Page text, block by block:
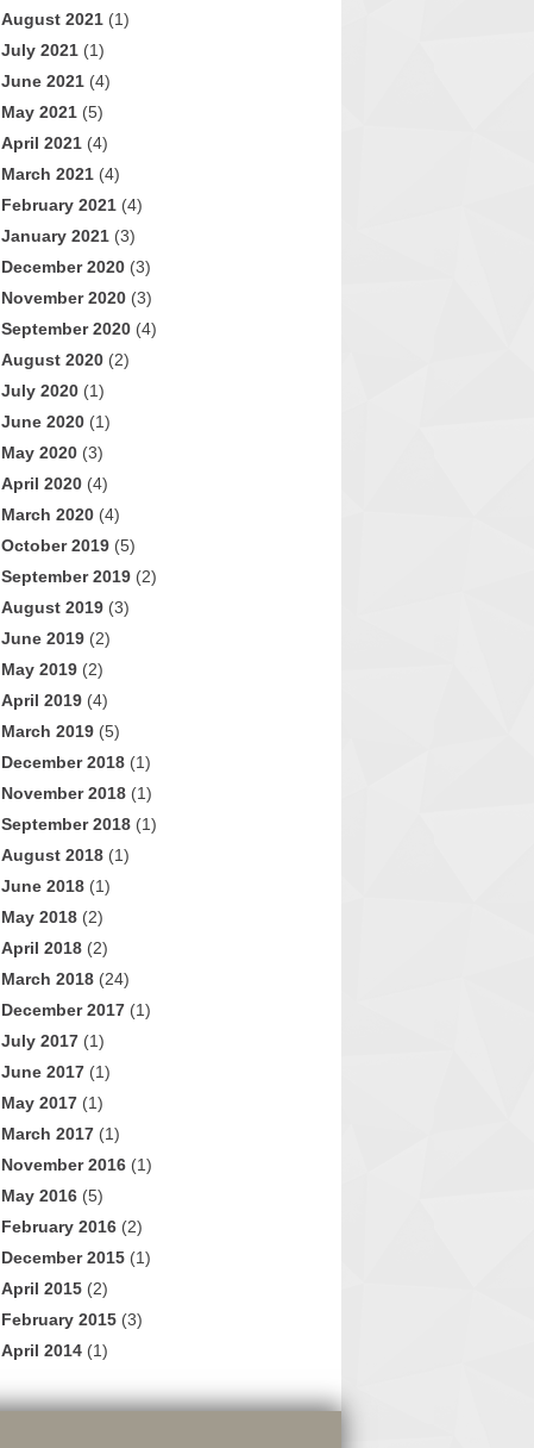
August 2021 (1)
July 2021 (1)
June 2021 (4)
May 2021 (5)
April 2021 (4)
March 2021 (4)
February 2021 (4)
January 2021 (3)
December 2020 (3)
November 2020 (3)
September 2020 (4)
August 2020 (2)
July 2020 (1)
June 2020 (1)
May 2020 (3)
April 2020 (4)
March 2020 (4)
October 2019 (5)
September 2019 (2)
August 2019 (3)
June 2019 (2)
May 2019 (2)
April 2019 (4)
March 2019 (5)
December 2018 (1)
November 2018 (1)
September 2018 (1)
August 2018 (1)
June 2018 (1)
May 2018 (2)
April 2018 (2)
March 2018 (24)
December 2017 (1)
July 2017 (1)
June 2017 (1)
May 2017 (1)
March 2017 (1)
November 2016 (1)
May 2016 (5)
February 2016 (2)
December 2015 (1)
April 2015 (2)
February 2015 (3)
April 2014 (1)